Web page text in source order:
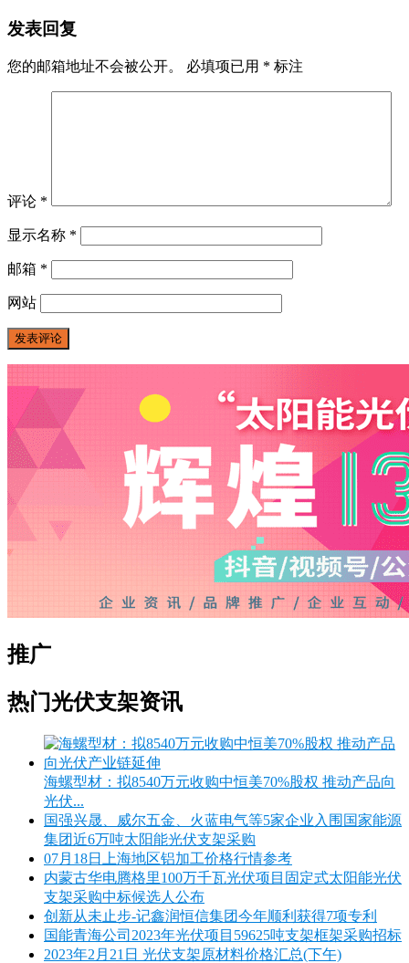
发表回复
您的邮箱地址不会被公开。 必填项已用 * 标注
评论 *
显示名称 *
邮箱 *
网站
推广
热门光伏支架资讯
海螺型材：拟8540万元收购中恒美70%股权 推动产品向
光伏...
国强兴晟、威尔五金、火蓝电气等5家企业入围国家能源
集团近6万吨太阳能光伏支架采购
07月18日上海地区铝加工价格行情参考
内蒙古华电腾格里100万千瓦光伏项目固定式太阳能光伏
支架采购中标候选人公布
创新从未止步-记鑫润恒信集团今年顺利获得7项专利
国能青海公司2023年光伏项目59625吨支架框架采购招标
2023年2月21日 光伏支架原材料价格汇总(下午)